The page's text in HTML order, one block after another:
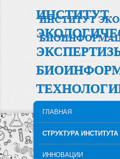
ИНСТИТУТ
SKIP TO PRIMARY
SKIP TO SECONDARY
ГЛАВНАЯ
СТРУКТУРА ИНСТИТУТА
ИННОВАЦИИ